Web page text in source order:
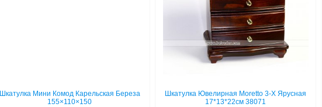
Шкатулка Мини Комод Карельская Береза
155×110×150
Шкатулка Ювелирная Moretto 3-Х Ярусная
17*13*22см 38071